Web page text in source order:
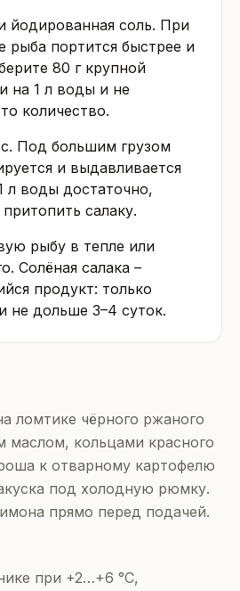
йодированная соль. При
рыба портится быстрее и
80 г крупной
на 1 л воды и не
количество.
Под большим грузом
и выдавливается
л воды достаточно,
салаку.
рыбу в тепле или
Солёная салака –
продукт: только
не дольше 3–4 суток.
ломтике чёрного ржаного
маслом, кольцами красного
к отварному картофелю
под холодную рюмку.
прямо перед подачей.
при +2…+6 °C,